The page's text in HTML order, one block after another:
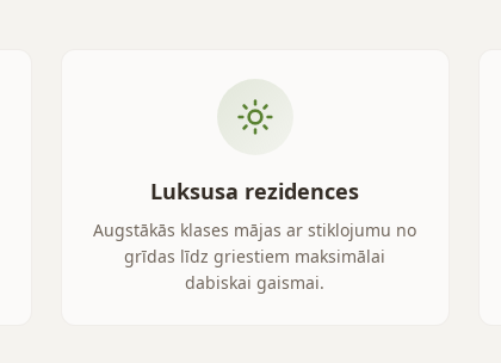
Luksusa rezidences
Augstākās klases mājas ar stiklojumu no
grīdas līdz griestiem maksimālai
dabiskai gaismai.